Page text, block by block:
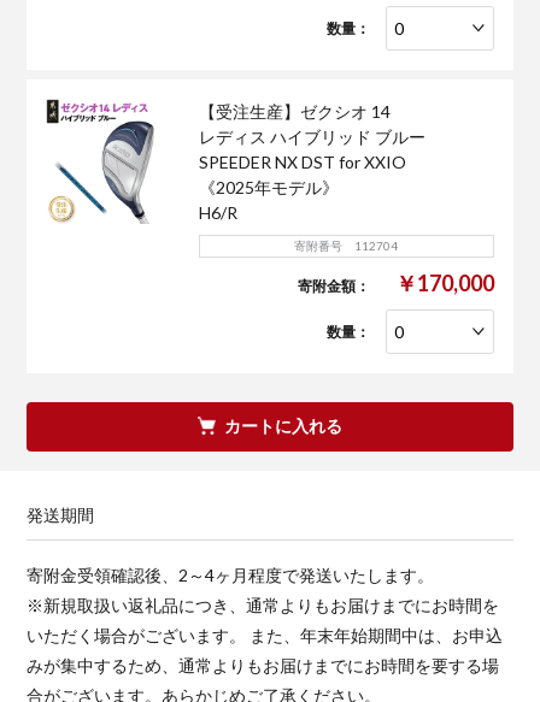
数量：
【受注生産】ゼクシオ 14
レディス ハイブリッド ブルー
SPEEDER NX DST for XXIO
《2025年モデル》
H6/R
寄附番号 112704
寄附金額： ￥170,000
数量：
カートに入れる
発送期間
寄附金受領確認後、2～4ヶ月程度で発送いたします。
※新規取扱い返礼品につき、通常よりもお届けまでにお時間を
いただく場合がございます。 また、年末年始期間中は、お申込
みが集中するため、通常よりもお届けまでにお時間を要する場
合がございます。あらかじめご了承ください。